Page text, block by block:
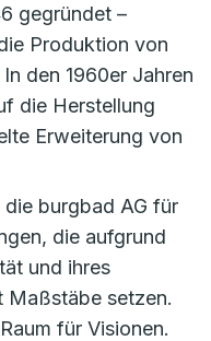
gegründet –
Produktion von
den 1960er Jahren
die Herstellung
Erweiterung von
burgbad AG für
die aufgrund
und ihres
Maßstäbe setzen.
für Visionen.